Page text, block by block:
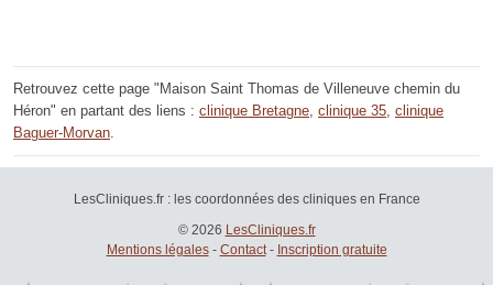
Retrouvez cette page "Maison Saint Thomas de Villeneuve chemin du
Héron" en partant des liens : clinique Bretagne, clinique 35, clinique
Baguer-Morvan.
LesCliniques.fr : les coordonnées des cliniques en France
© 2026 LesCliniques.fr
Mentions légales- Contact- Inscription gratuite